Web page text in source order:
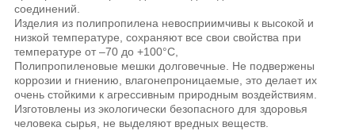
соединений.
Изделия из полипропилена невосприимчивы к высокой и
низкой температуре, сохраняют все свои свойства при
температуре от –70 до +100°С,
Полипропиленовые мешки долговечные. Не подвержены
коррозии и гниению, влагонепроницаемые, это делает их
очень стойкими к агрессивным природным воздействиям.
Изготовлены из экологически безопасного для здоровья
человека сырья, не выделяют вредных веществ.